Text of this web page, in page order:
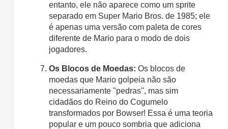
entanto, ele não aparece como um sprite
separado em Super Mario Bros. de 1985; ele
é apenas uma versão com paleta de cores
diferente de Mario para o modo de dois
jogadores.
Os Blocos de Moedas: Os blocos de
moedas que Mario golpeia não são
necessariamente "pedras", mas sim
cidadãos do Reino do Cogumelo
transformados por Bowser! Essa é uma teoria
popular e um pouco sombria que adiciona